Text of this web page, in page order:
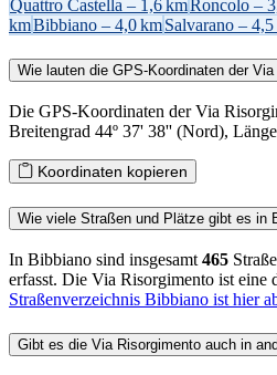
Quattro Castella – 1,6 kmRoncolo –
kmBibbiano – 4,0 kmSalvarano –
Wie lauten die GPS-Koordinaten der
Die GPS-Koordinaten der Via
Breitengrad 44º 37' 38'' (Nord),
Koordinaten kopieren
Wie viele Straßen und Plätze gibt es in
In Bibbiano sind insgesamt 465
erfasst. Die Via Risorgimento ist eine
Straßenverzeichnis Bibbiano ist hier
Gibt es die Via Risorgimento auch in